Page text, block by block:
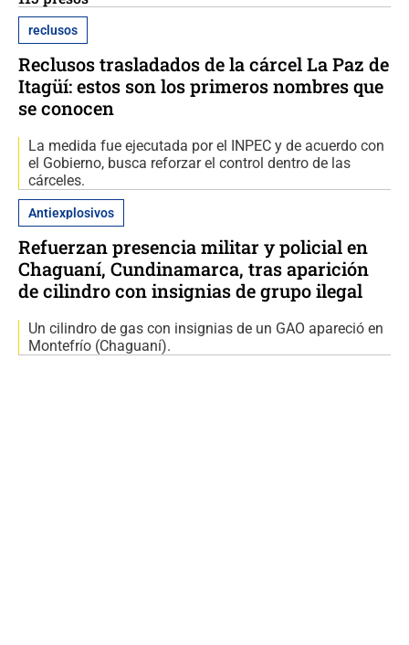
reclusos
Reclusos trasladados de la cárcel La Paz de
Itagüí: estos son los primeros nombres que
se conocen
La medida fue ejecutada por el INPEC y de acuerdo con
el Gobierno, busca reforzar el control dentro de las
cárceles.
Antiexplosivos
Refuerzan presencia militar y policial en
Chaguaní, Cundinamarca, tras aparición
de cilindro con insignias de grupo ilegal
Un cilindro de gas con insignias de un GAO apareció en
Montefrío (Chaguaní).